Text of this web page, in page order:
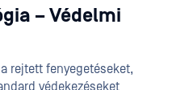
– Védelmi
rejtett fenyegetéseket,
védekezéseket